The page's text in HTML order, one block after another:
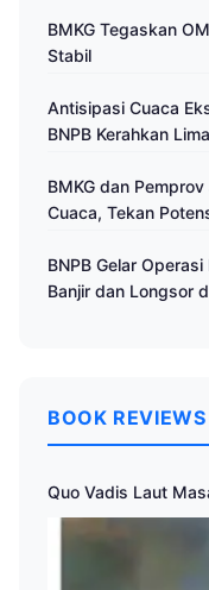
BMKG Tegaskan
Stabil
Antisipasi Cuaca
BNPB Kerahkan
BMKG dan
Cuaca, Tekan
BNPB Gelar
Banjir dan Longsor
BOOK REVIEWS
Quo Vadis Laut